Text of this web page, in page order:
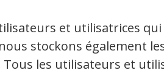
et utilisatrices
stockons également
les utilisateurs et